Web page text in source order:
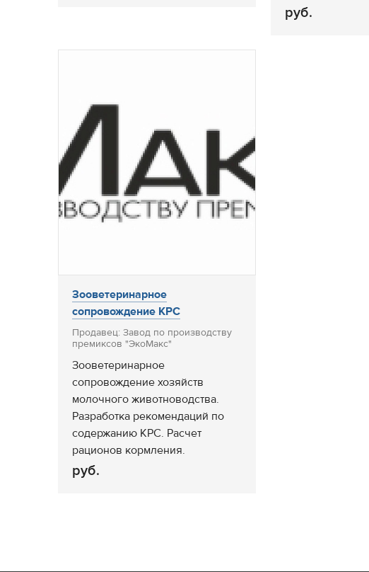
руб.
Зооветеринарное
сопровождение КРС
Продавец: Завод по производству
премиксов "ЭкоМакс"
Зооветеринарное
сопровождение хозяйств
молочного животноводства.
Разработка рекомендаций по
содержанию КРС. Расчет
рационов кормления.
руб.